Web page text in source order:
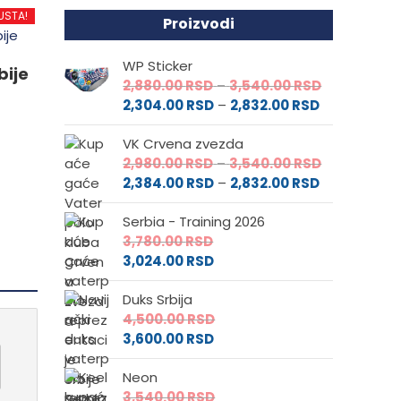
Proizvodi
WP Sticker
2,880.00RSD–3,540.00RSDRaspon
od
do
2,304.00RSD – 2,832.00RSDRaspon
cena:
2,304.00 RSD
do
2,832.00 RSD
VK Crvena zvezda
2,980.00RSD–3,540.00RSDRaspon
od
2,384.00RSD – 2,832.00RSDRaspon
cena:
2,832.00 RSD
Serbia - Training 2026
3,780.00RSD
3,024.00RSD
Duks Srbija
4,500.00RSD
3,600.00RSD
Neon